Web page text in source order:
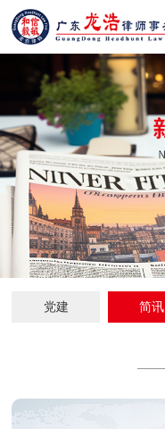
党建 简讯